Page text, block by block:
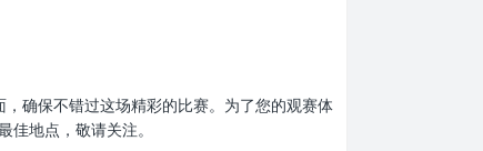
确保不错过这场精彩的比赛。为了您的观赛体
佳地点，敬请关注。